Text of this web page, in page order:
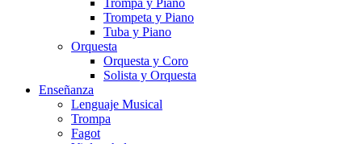
Trompa y Piano
Trompeta y Piano
Tuba y Piano
Orquesta
Orquesta y Coro
Solista y Orquesta
Enseñanza
Lenguaje Musical
Trompa
Fagot